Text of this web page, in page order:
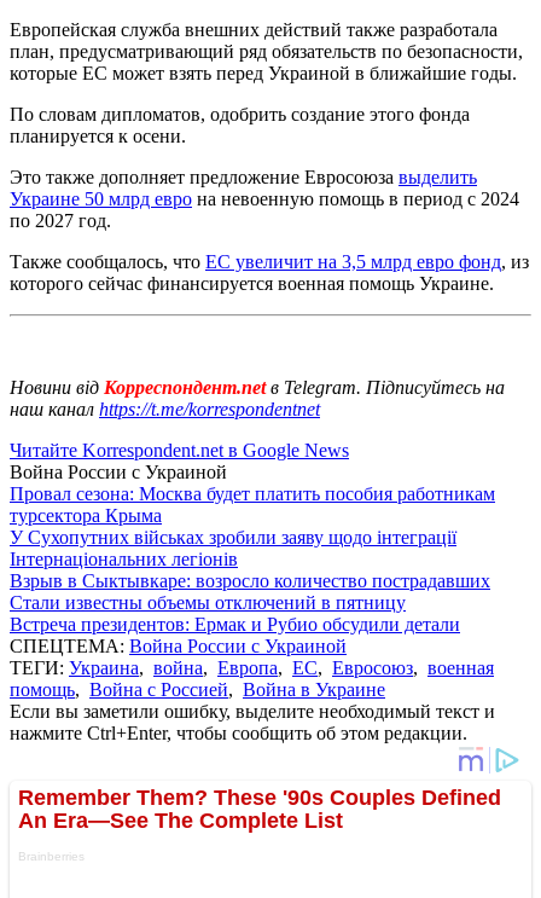
Европейская служба внешних действий также разработала
план, предусматривающий ряд обязательств по безопасности,
которые ЕС может взять перед Украиной в ближайшие годы.
По словам дипломатов, одобрить создание этого фонда
планируется к осени.
Это также дополняет предложение Евросоюза выделить
Украине 50 млрд евро на невоенную помощь в период с 2024
по 2027 год.
Также сообщалось, что ЕС увеличит на 3,5 млрд евро фонд, из
которого сейчас финансируется военная помощь Украине.
Новини від Корреспондент.netв Telegram. Підписуйтесь на
наш канал https://t.me/korrespondentnet
Читайте Korrespondent.net в Google News
Война России с Украиной
Провал сезона: Москва будет платить пособия работникам
турсектора Крыма
У Сухопутних військах зробили заяву щодо інтеграції
Інтернаціональних легіонів
Взрыв в Сыктывкаре: возросло количество пострадавших
Стали известны объемы отключений в пятницу
Встреча президентов: Ермак и Рубио обсудили детали
СПЕЦТЕМА: Война России с Украиной
ТЕГИ: Украина, война, Европа, ЕС, Евросоюз, военная
помощь, Война с Россией, Война в Украине
Если вы заметили ошибку, выделите необходимый текст и
нажмите Ctrl+Enter, чтобы сообщить об этом редакции.